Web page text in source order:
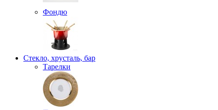
Фондю
Стекло, хрусталь, бар
Тарелки